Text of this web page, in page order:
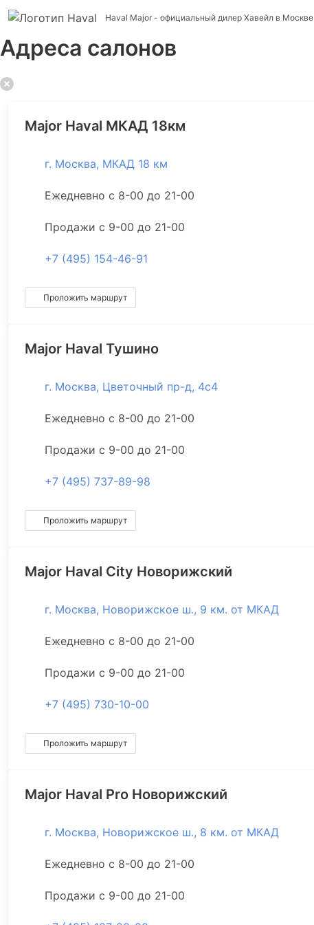
Haval Major - официальный дилер Хавейл в Москве
Адреса салонов
Major Haval МКАД 18км
г. Москва, МКАД 18 км
Ежедневно с 8-00 до 21-00
Продажи с 9-00 до 21-00
+7 (495) 154-46-91
Проложить маршрут
Major Haval Тушино
г. Москва, Цветочный пр-д, 4с4
Ежедневно с 8-00 до 21-00
Продажи с 9-00 до 21-00
+7 (495) 737-89-98
Проложить маршрут
Major Haval City Новорижский
г. Москва, Новорижское ш., 9 км. от МКАД
Ежедневно с 8-00 до 21-00
Продажи с 9-00 до 21-00
+7 (495) 730-10-00
Проложить маршрут
Major Haval Pro Новорижский
г. Москва, Новорижское ш., 8 км. от МКАД
Ежедневно с 8-00 до 21-00
Продажи с 9-00 до 21-00